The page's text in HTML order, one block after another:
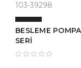
103-39298
BESLEME
SERİ